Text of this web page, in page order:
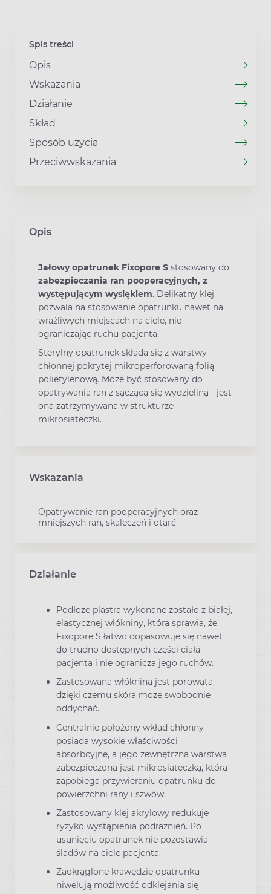
Spis treści
Opis
Wskazania
Działanie
Skład
Sposób użycia
Przeciwwskazania
Opis
Jałowy opatrunek Fixopore S stosowany do
zabezpieczania ran pooperacyjnych, z
występującym wysiękiem. Delikatny klej
pozwala na stosowanie opatrunku nawet na
wrażliwych miejscach na ciele, nie
ograniczając ruchu pacjenta.
Sterylny opatrunek składa się z warstwy
chłonnej pokrytej mikroperforowaną folią
polietylenową. Może być stosowany do
opatrywania ran z sączącą się wydzieliną - jest
ona zatrzymywana w strukturze
mikrosiateczki.
Wskazania
Opatrywanie ran pooperacyjnych oraz
mniejszych ran, skaleczeń i otarć
Działanie
Podłoże plastra wykonane zostało z białej,
elastycznej włókniny, która sprawia, że
Fixopore S łatwo dopasowuje się nawet
do trudno dostępnych części ciała
pacjenta i nie ogranicza jego ruchów.
Zastosowana włóknina jest porowata,
dzięki czemu skóra może swobodnie
oddychać.
Centralnie położony wkład chłonny
posiada wysokie właściwości
absorbcyjne, a jego zewnętrzna warstwa
zabezpieczona jest mikrosiateczką, która
zapobiega przywieraniu opatrunku do
powierzchni rany i szwów.
Zastosowany klej akrylowy redukuje
ryzyko wystąpienia podrażnień. Po
usunięciu opatrunek nie pozostawia
śladów na ciele pacjenta.
Zaokrąglone krawędzie opatrunku
niwelują możliwość odklejania się